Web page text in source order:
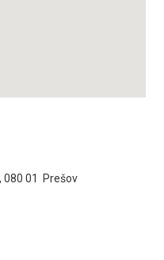
080 01 Prešov